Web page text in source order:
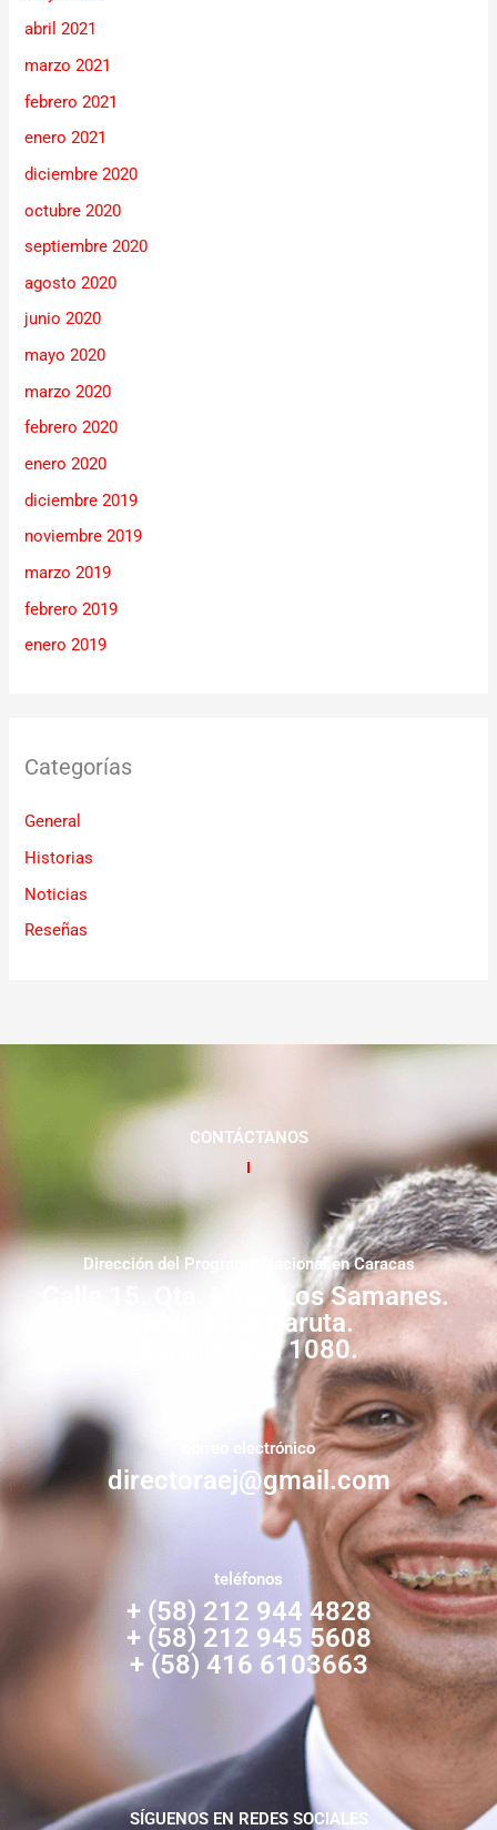
abril 2021
marzo 2021
febrero 2021
enero 2021
diciembre 2020
octubre 2020
septiembre 2020
agosto 2020
junio 2020
mayo 2020
marzo 2020
febrero 2020
enero 2020
diciembre 2019
noviembre 2019
marzo 2019
febrero 2019
enero 2019
Categorías
General
Historias
Noticias
Reseñas
CONTÁCTANOS
Dirección del Programa Nacional en Caracas
Calle 15. Qta. Livia. Los Samanes.
Municipio Baruta.
Zona Postal 1080.
correo electrónico
directoraej@gmail.com
teléfonos
+ (58) 212 944 4828
+ (58) 212 945 5608
+ (58) 416 6103663
SÍGUENOS EN REDES SOCIALES